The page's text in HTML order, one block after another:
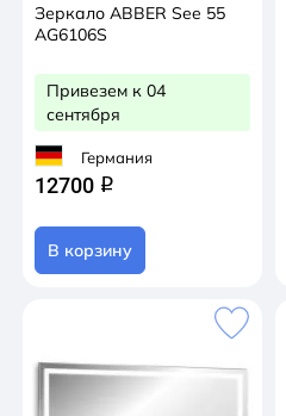
Зеркало ABBER See 55
AG6106S
Привезем к 04
сентября
Германия
12700 q
В корзину